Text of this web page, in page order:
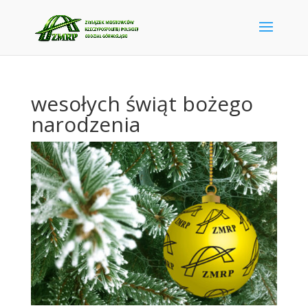
wesołych świąt bożego
narodzenia